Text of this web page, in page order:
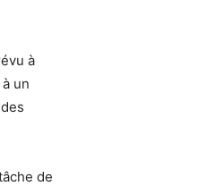
à
un
de